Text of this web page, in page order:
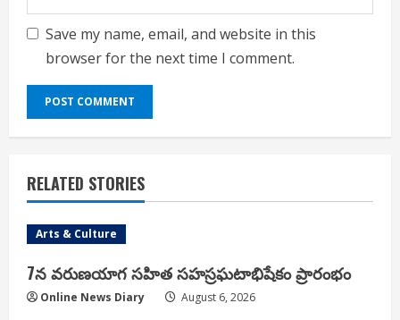
Save my name, email, and website in this
browser for the next time I comment.
RELATED STORIES
Arts & Culture
7న వరుణయాగ సహిత సహస్రఘటాభిషేకం ప్రారంభం
Online News Diary August 6, 2026